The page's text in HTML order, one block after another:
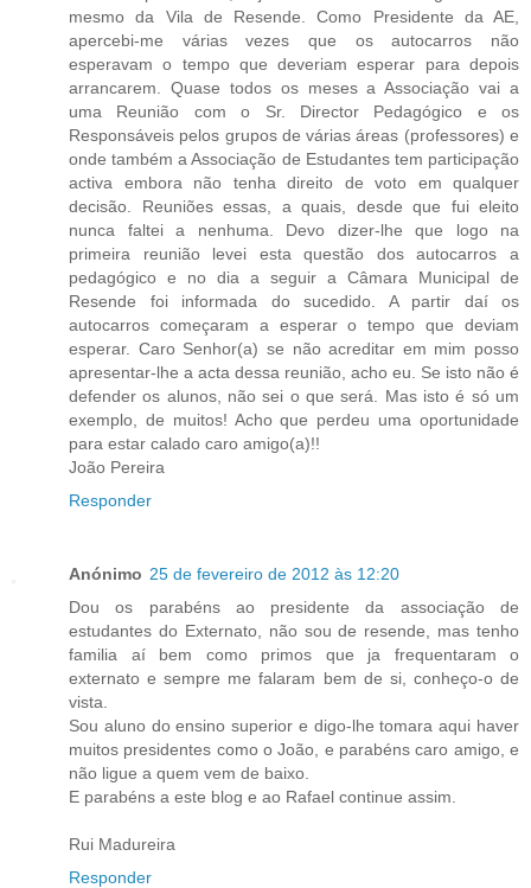
mesmo da Vila de Resende. Como Presidente da AE,
apercebi-me várias vezes que os autocarros não
esperavam o tempo que deveriam esperar para depois
arrancarem. Quase todos os meses a Associação vai a
uma Reunião com o Sr. Director Pedagógico e os
Responsáveis pelos grupos de várias áreas (professores) e
onde também a Associação de Estudantes tem participação
activa embora não tenha direito de voto em qualquer
decisão. Reuniões essas, a quais, desde que fui eleito
nunca faltei a nenhuma. Devo dizer-lhe que logo na
primeira reunião levei esta questão dos autocarros a
pedagógico e no dia a seguir a Câmara Municipal de
Resende foi informada do sucedido. A partir daí os
autocarros começaram a esperar o tempo que deviam
esperar. Caro Senhor(a) se não acreditar em mim posso
apresentar-lhe a acta dessa reunião, acho eu. Se isto não é
defender os alunos, não sei o que será. Mas isto é só um
exemplo, de muitos! Acho que perdeu uma oportunidade
para estar calado caro amigo(a)!!
João Pereira
Responder
Anónimo 25 de fevereiro de 2012 às 12:20
Dou os parabéns ao presidente da associação de
estudantes do Externato, não sou de resende, mas tenho
familia aí bem como primos que ja frequentaram o
externato e sempre me falaram bem de si, conheço-o de
vista.
Sou aluno do ensino superior e digo-lhe tomara aqui haver
muitos presidentes como o João, e parabéns caro amigo, e
não ligue a quem vem de baixo.
E parabéns a este blog e ao Rafael continue assim.
Rui Madureira
Responder